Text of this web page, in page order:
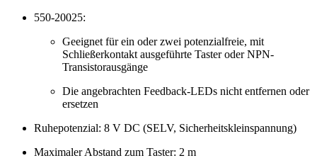
550-20025:
Geeignet für ein oder zwei potenzialfreie, mit
Schließerkontakt ausgeführte Taster oder NPN-
Transistorausgänge
Die angebrachten Feedback-LEDs nicht entfernen oder
ersetzen
Ruhepotenzial: 8 V DC (SELV, Sicherheitskleinspannung)
Maximaler Abstand zum Taster: 2 m